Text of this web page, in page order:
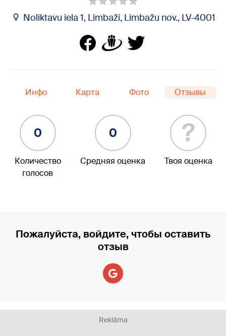
Noliktavu iela 1, Limbaži, Limbažu nov., LV-4001
Инфо Карта Фото Отзывы
0
Количество
голосов
0
Средняя оценка
?
Твоя оценка
Пожалуйста, войдите, чтобы оставить
отзыв
Reklāma